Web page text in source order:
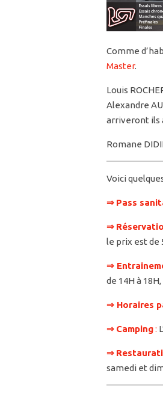
Comme
Master.
Louis
Alexandre
arriveront ils
Romane
Voici
⇒ Pass
⇒
le prix est de
⇒
de 14H à
⇒ Horaires
⇒ Camping:
⇒
samedi et